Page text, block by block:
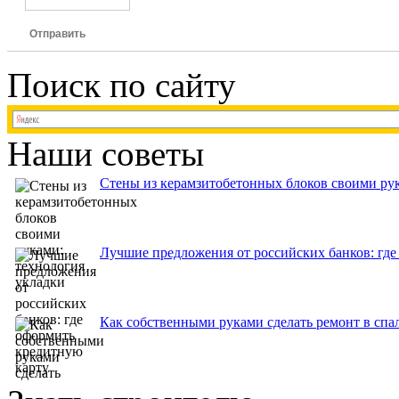
Отправить
Поиск по сайту
Наши советы
Стены из керамзитобетонных блоков своими
Лучшие предложения от российских банков:
Как собственными руками сделать ремонт в